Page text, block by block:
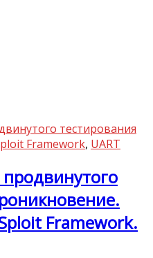
тестирования
Framework, UART
Framework.